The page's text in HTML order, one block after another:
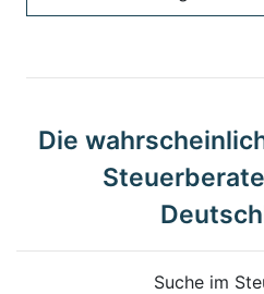
Die
Suche im